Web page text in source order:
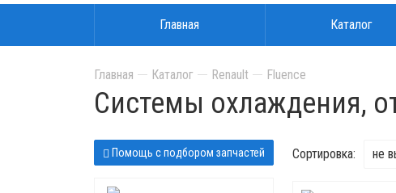
Главная Каталог
Главная Каталог Renault Fluence
Системы охлаждения,
Помощь с подбором запчастей Сортировка: не